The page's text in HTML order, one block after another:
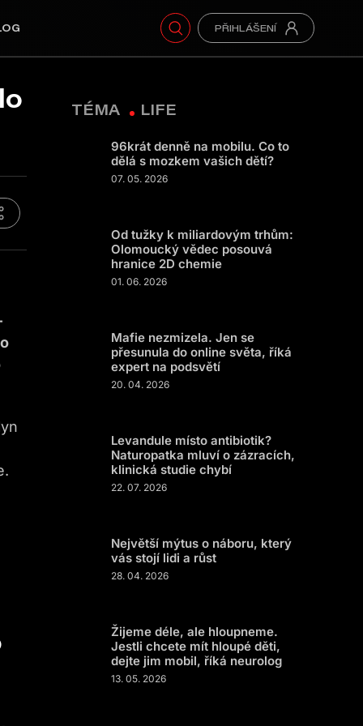
TÉMA LIFE
96krát denně na mobilu. Co to
dělá s mozkem vašich dětí?
07. 05. 2026
Od tužky k miliardovým trhům:
Olomoucký vědec posouvá
hranice 2D chemie
01. 06. 2026
Mafie nezmizela. Jen se
přesunula do online světa, říká
expert na podsvětí
20. 04. 2026
Levandule místo antibiotik?
Naturopatka mluví o zázracích,
klinická studie chybí
22. 07. 2026
Největší mýtus o náboru, který
vás stojí lidi a růst
28. 04. 2026
Žijeme déle, ale hloupneme.
Jestli chcete mít hloupé děti,
dejte jim mobil, říká neurolog
13. 05. 2026